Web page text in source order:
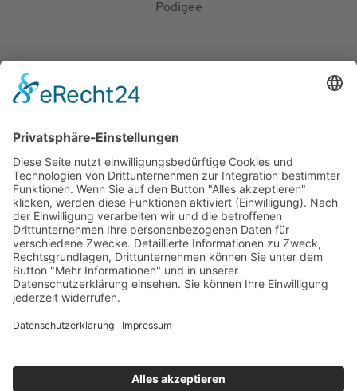
Podigee
Datenschutz